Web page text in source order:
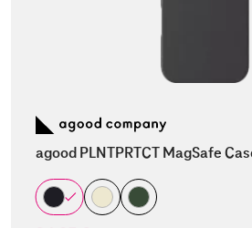
agood PLNTPRTCT MagSafe